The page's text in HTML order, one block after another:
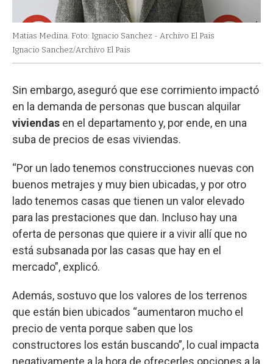
Matias Medina. Foto: Ignacio Sanchez - Archivo El Pais
Ignacio Sanchez/Archivo El Pais
Sin embargo, aseguró que ese corrimiento impactó
en la demanda de personas que buscan alquilar
viviendas en el departamento y, por ende, en una
suba de precios de esas viviendas.
“Por un lado tenemos construcciones nuevas con
buenos metrajes y muy bien ubicadas, y por otro
lado tenemos casas que tienen un valor elevado
para las prestaciones que dan. Incluso hay una
oferta de personas que quiere ir a vivir allí que no
está subsanada por las casas que hay en el
mercado”, explicó.
Además, sostuvo que los valores de los terrenos
que están bien ubicados “aumentaron mucho el
precio de venta porque saben que los
constructores los están buscando”, lo cual impacta
negativamente a la hora de ofrecerles opciones a la